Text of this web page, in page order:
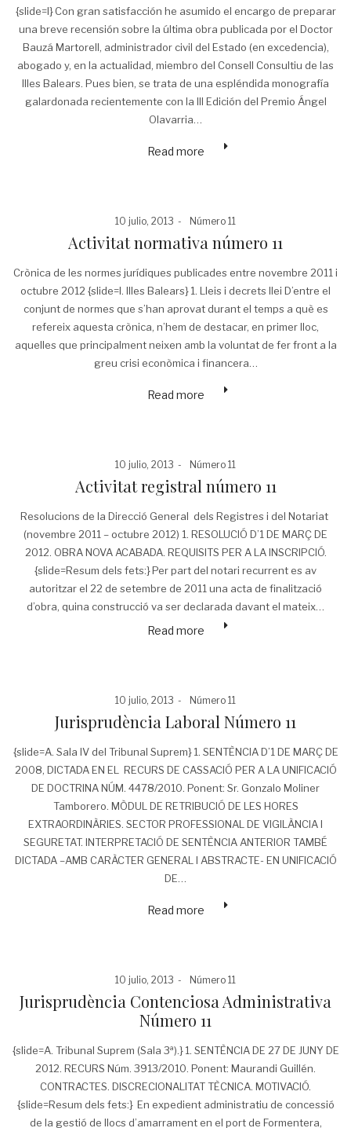
{slide=I} Con gran satisfacción he asumido el encargo de preparar
una breve recensión sobre la última obra publicada por el Doctor
Bauzá Martorell, administrador civil del Estado (en excedencia),
abogado y, en la actualidad, miembro del Consell Consultiu de las
Illes Balears. Pues bien, se trata de una espléndida monografía
galardonada recientemente con la III Edición del Premio Ángel
Olavarria…
Read more
Posted
10 julio, 2013
Posted
in
Número 11
Activitat normativa número 11
Crònica de les normes jurídiques publicades entre novembre 2011 i
octubre 2012 {slide=I. Illes Balears} 1. Lleis i decrets llei D’entre el
conjunt de normes que s’han aprovat durant el temps a què es
refereix aquesta crònica, n’hem de destacar, en primer lloc,
aquelles que principalment neixen amb la voluntat de fer front a la
greu crisi econòmica i financera…
Read more
Posted
on
10 julio, 2013
Posted
Número 11
Activitat registral número 11
Resolucions de la Direcció General dels Registres i del Notariat
(novembre 2011 – octubre 2012) 1. RESOLUCIÓ D’1 DE MARÇ DE
2012. OBRA NOVA ACABADA. REQUISITS PER A LA INSCRIPCIÓ.
{slide=Resum dels fets:} Per part del notari recurrent es av
autoritzar el 22 de setembre de 2011 una acta de finalització
d’obra, quina construcció va ser declarada davant el mateix…
Read more
Posted
on
10 julio, 2013
Posted
Número 11
Jurisprudència Laboral Número 11
{slide=A. Sala IV del Tribunal Suprem} 1. SENTÈNCIA D’1 DE MARÇ DE
2008, DICTADA EN EL RECURS DE CASSACIÓ PER A LA UNIFICACIÓ
DE DOCTRINA NÚM. 4478/2010. Ponent: Sr. Gonzalo Moliner
Tamborero. MÒDUL DE RETRIBUCIÓ DE LES HORES
EXTRAORDINÀRIES. SECTOR PROFESSIONAL DE VIGILÀNCIA I
SEGURETAT. INTERPRETACIÓ DE SENTÈNCIA ANTERIOR TAMBÉ
DICTADA –AMB CARÀCTER GENERAL I ABSTRACTE- EN UNIFICACIÓ
DE…
Read more
Posted
on
10 julio, 2013
Posted
in
Número 11
Jurisprudència Contenciosa Administrativa
Número 11
{slide=A. Tribunal Suprem (Sala 3ª).} 1. SENTÈNCIA DE 27 DE JUNY DE
2012. RECURS Núm. 3913/2010. Ponent: Maurandi Guillén.
CONTRACTES. DISCRECIONALITAT TÈCNICA. MOTIVACIÓ.
{slide=Resum dels fets:} En expedient administratiu de concessió
de la gestió de llocs d’amarrament en el port de Formentera,